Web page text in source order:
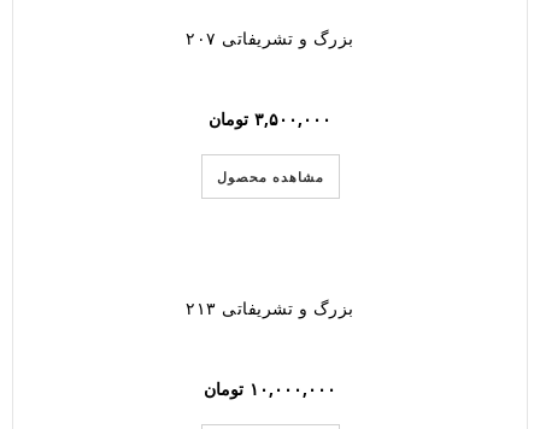
بزرگ و تشریفاتی ۲۰۷
۳,۵۰۰,۰۰۰ تومان
مشاهده محصول
بزرگ و تشریفاتی ۲۱۳
۱۰,۰۰۰,۰۰۰ تومان